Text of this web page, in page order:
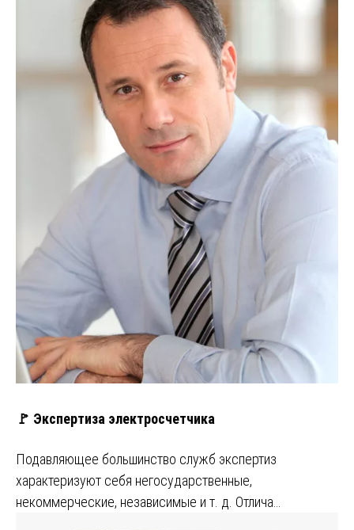
🚩 Экспертиза электросчетчика
Подавляющее большинство служб экспертиз
характеризуют себя негосударственные,
некоммерческие, независимые и т. д. Отлича…